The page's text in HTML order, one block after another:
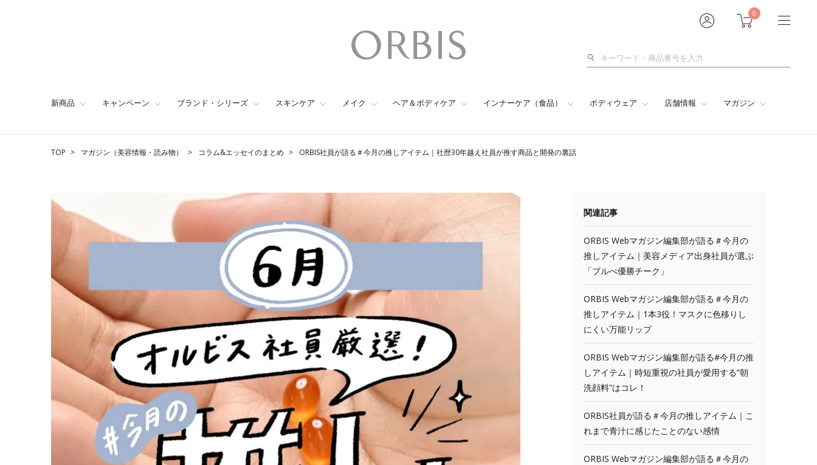
0
検
新商品 キャンペーン ブランド・シリーズ スキンケア メイク ヘア＆ボディケア インナーケア（食品） ボディウェア 店舗情報 マガジン
TOP マガジン（美容情報・読み物） コラム&エッセイのまとめ ORBIS社員が語る＃今月の推しアイテム｜社歴30年越え社員が推す商品と開発の裏話
関連記事
ORBIS Webマガジン編集部が語る＃今月の
推しアイテム｜美容メディア出身社員が選ぶ
「ブルべ優勝チーク」
ORBIS Webマガジン編集部が語る＃今月の
推しアイテム｜1本3役！マスクに色移りし
にくい万能リップ
ORBIS Webマガジン編集部が語る#今月の推
しアイテム｜時短重視の社員が愛用する“朝
洗顔料”はコレ！
ORBIS社員が語る＃今月の推しアイテム｜こ
れまで青汁に感じたことのない感情
ORBIS Webマガジン編集部が語る＃今月の